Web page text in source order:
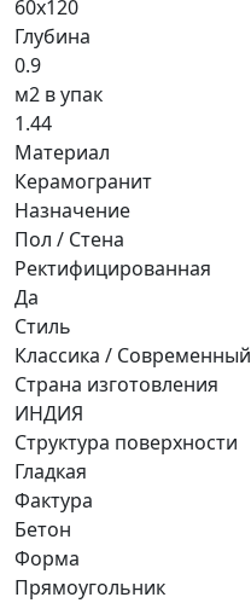
60x120
Глубина
0.9
м2 в упак
1.44
Материал
Керамогранит
Назначение
Пол / Стена
Ректифицированная
Да
Стиль
Классика / Современный
Страна изготовления
ИНДИЯ
Структура поверхности
Гладкая
Фактура
Бетон
Форма
Прямоугольник